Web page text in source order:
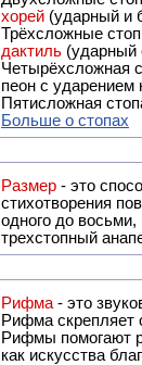
хорей (ударный и
Трёхсложные
дактиль (ударный
Четырёхсложная
пеон с ударением
Пятисложная
Больше о стопах
Размер - это
стихотворения
одного до
трехстопный
Рифма
Рифма скрепляет
Рифмы помогают
как искусства